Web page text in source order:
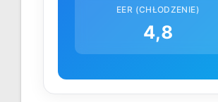
EER (CHŁODZENIE)
4,8